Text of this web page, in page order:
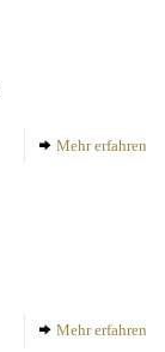
Mehr erfahren
Mehr erfahren